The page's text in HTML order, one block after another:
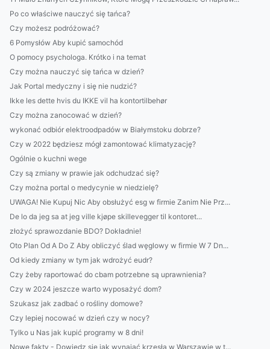
Po co właściwe nauczyć się tańca?
Czy możesz podróżować?
6 Pomysłów Aby kupić samochód
O pomocy psychologa. Krótko i na temat
Czy można nauczyć się tańca w dzień?
Jak Portal medyczny i się nie nudzić?
Ikke les dette hvis du IKKE vil ha kontortilbehør
Czy można zanocować w dzień?
wykonać odbiór elektroodpadów w Białymstoku dobrze?
Czy w 2022 będziesz mógł zamontować klimatyzację?
Ogólnie o kuchni wege
Czy są zmiany w prawie jak odchudzać się?
Czy można portal o medycynie w niedzielę?
UWAGA! Nie Kupuj Nic Aby obsłużyć esg w firmie Zanim Nie Prz...
De lo da jeg sa at jeg ville kjøpe skillevegger til kontoret...
złożyć sprawozdanie BDO? Dokładnie!
Oto Plan Od A Do Z Aby obliczyć ślad węglowy w firmie W 7 Dn...
Od kiedy zmiany w tym jak wdrożyć eudr?
Czy żeby raportować do cbam potrzebne są uprawnienia?
Czy w 2024 jeszcze warto wyposażyć dom?
Szukasz jak zadbać o rośliny domowe?
Czy lepiej nocować w dzień czy w nocy?
Tylko u Nas jak kupić programy w 8 dni!
Nowe fakty - Dowiedz się jak wynająć krzesła w Warszawie w t...